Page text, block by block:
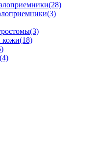
(28)
(3)
(3)
кожи(18)
(4)